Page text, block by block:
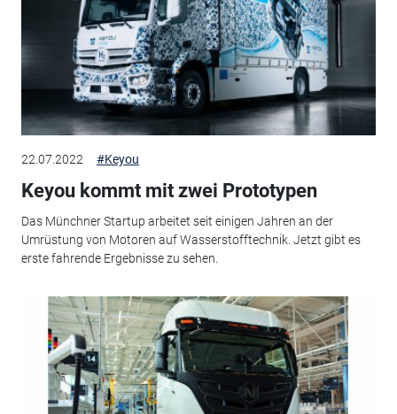
22.07.2022 #Keyou
Keyou kommt mit zwei Prototypen
Das Münchner Startup arbeitet seit einigen Jahren an der
Umrüstung von Motoren auf Wasserstofftechnik. Jetzt gibt es
erste fahrende Ergebnisse zu sehen.